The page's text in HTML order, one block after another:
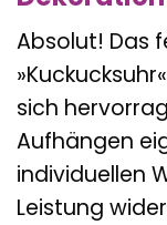
Absolut! Das
sich
Aufhängen
individuellen
Leistung